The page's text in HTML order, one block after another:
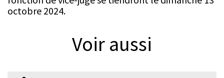
octobre 2024.
Voir aussi